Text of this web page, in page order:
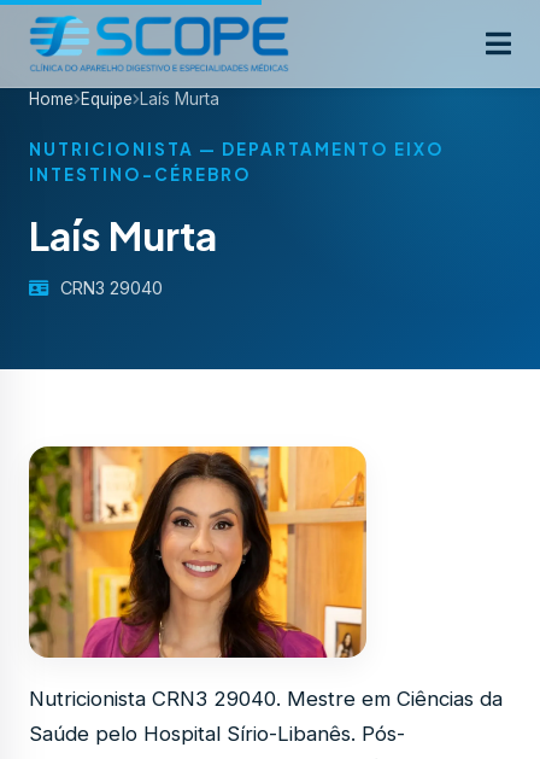
Home Equipe Laís Murta
NUTRICIONISTA — DEPARTAMENTO EIXO
INTESTINO-CÉREBRO
Laís Murta
CRN3 29040
Nutricionista CRN3 29040. Mestre em Ciências da
Saúde pelo Hospital Sírio-Libanês. Pós-